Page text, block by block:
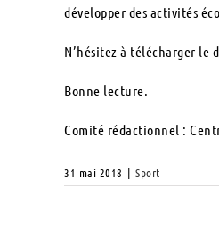
développer des activités
N’hésitez à télécharger le
Bonne lecture.
Comité rédactionnel :
31 mai 2018 | Sport